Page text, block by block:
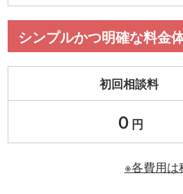
シンプルかつ明確な料金
初回相談料
０ 円
※各費用は